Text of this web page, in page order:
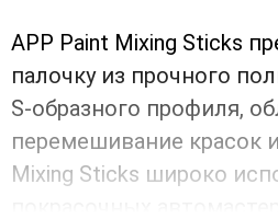
APP Paint Mixing Sticks
палочку из прочного
S-образного профиля,
перемешивание красок
Mixing Sticks широко